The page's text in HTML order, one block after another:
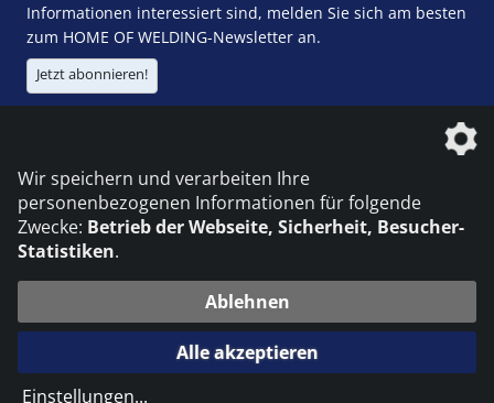
Informationen interessiert sind, melden Sie sich am besten
zum HOME OF WELDING-Newsletter an.
Jetzt abonnieren!
Die DVS Media GmbH ist ein Unternehmen der
© 2026 DVS Media GmbH
Datenschutzeinstellungen
die profilschmiede - Internetagentur
Wir speichern und verarbeiten Ihre
personenbezogenen Informationen für folgende
Zwecke: Betrieb der Webseite, Sicherheit, Besucher-
Statistiken.
Ablehnen
Alle akzeptieren
Einstellungen...